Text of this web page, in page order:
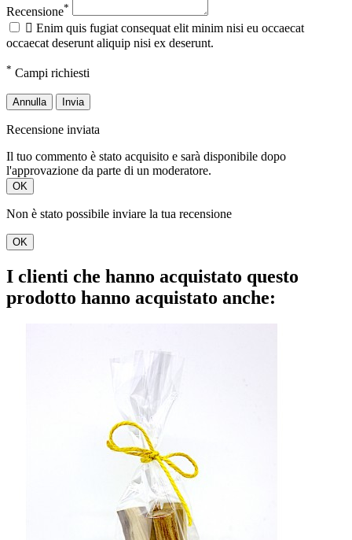
Recensione*
 Enim quis fugiat consequat elit minim nisi eu occaecat
occaecat deserunt aliquip nisi ex deserunt.
* Campi richiesti
Annulla Invia
Recensione inviata
Il tuo commento è stato acquisito e sarà disponibile dopo
l'approvazione da parte di un moderatore.
OK
Non è stato possibile inviare la tua recensione
OK
I clienti che hanno acquistato questo
prodotto hanno acquistato anche: